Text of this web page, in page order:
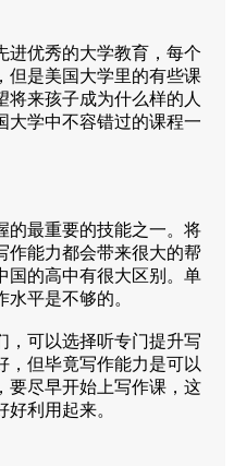
优秀的大学教育，每个
但是美国大学里的有些课
将来孩子成为什么样的人
大学中不容错过的课程一
最重要的技能之一。将
作能力都会带来很大的帮
国的高中有很大区别。单
平是不够的。
可以选择听专门提升写
，但毕竟写作能力是可以
要尽早开始上写作课，这
利用起来。